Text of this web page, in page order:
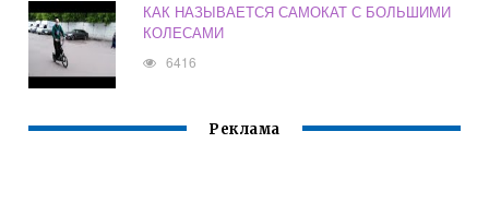
КАК НАЗЫВАЕТСЯ САМОКАТ С БОЛЬШИМИ
КОЛЕСАМИ
6416
Реклама